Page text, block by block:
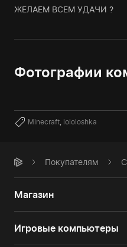
ЖЕЛАЕМ ВСЕМ УДАЧИ ?
Фотографии
Minecraft lololoshka
Покупателям
Магазин
Игровые компьютеры